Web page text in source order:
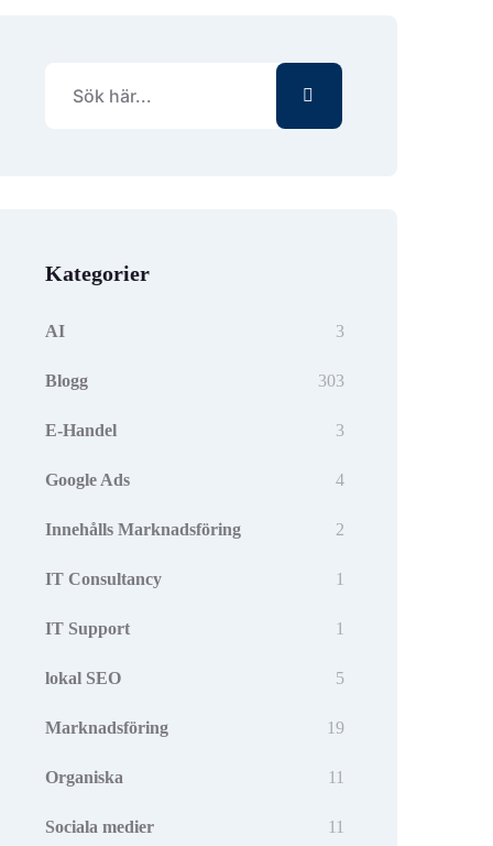
Kategorier
AI 3
Blogg 303
E-Handel 3
Google Ads 4
Innehålls Marknadsföring 2
IT Consultancy 1
IT Support 1
lokal SEO 5
Marknadsföring 19
Organiska 11
Sociala medier 11